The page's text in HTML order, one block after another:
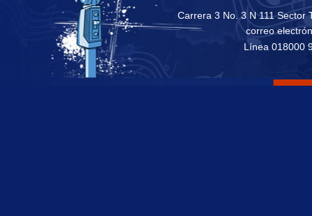
Carrera 3 No. 3 N 111 Sector
correo
Línea 018000